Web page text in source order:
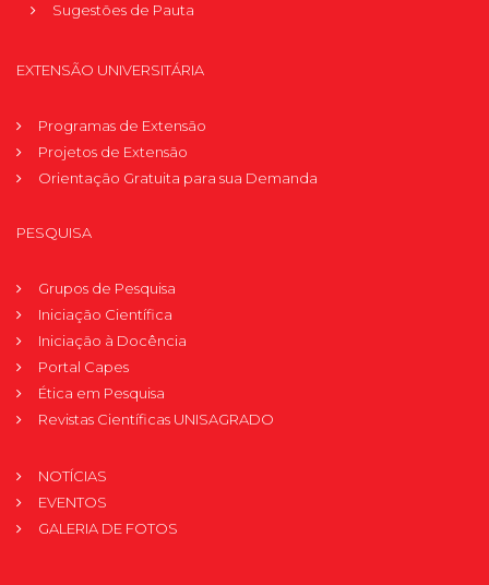
Sugestões de Pauta
EXTENSÃO UNIVERSITÁRIA
Programas de Extensão
Projetos de Extensão
Orientação Gratuita para sua Demanda
PESQUISA
Grupos de Pesquisa
Iniciação Científica
Iniciação à Docência
Portal Capes
Ética em Pesquisa
Revistas Científicas UNISAGRADO
NOTÍCIAS
EVENTOS
GALERIA DE FOTOS